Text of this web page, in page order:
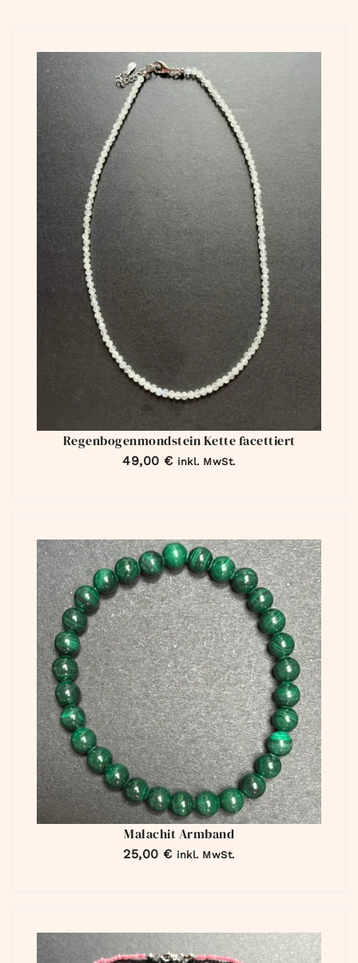
Regenbogenmondstein Kette facettiert
49,00 € inkl. MwSt.
Malachit Armband
25,00 € inkl. MwSt.